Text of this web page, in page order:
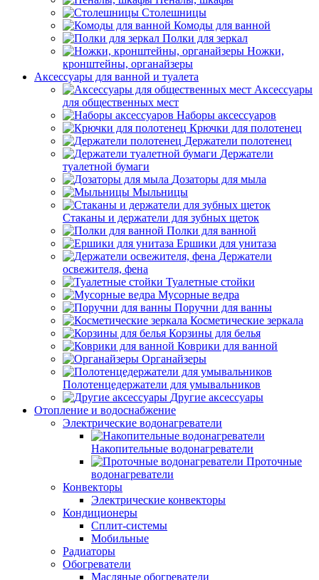
Столешницы
Комоды для ванной
Полки для зеркал
Ножки,
кронштейны, органайзеры
Аксессуары для ванной и туалета
Аксессуары
для общественных мест
Наборы аксессуаров
Крючки для полотенец
Держатели полотенец
Держатели
туалетной бумаги
Дозаторы для мыла
Мыльницы
Стаканы и держатели для зубных щеток
Полки для ванной
Ершики для унитаза
Держатели
освежителя, фена
Туалетные стойки
Мусорные ведра
Поручни для ванны
Косметические зеркала
Корзины для белья
Коврики для ванной
Органайзеры
Полотенцедержатели для умывальников
Другие аксессуары
Отопление и водоснабжение
Электрические водонагреватели
Накопительные водонагреватели
Проточные
водонагреватели
Конвекторы
Электрические конвекторы
Кондиционеры
Сплит-системы
Мобильные
Радиаторы
Обогреватели
Масляные обогреватели